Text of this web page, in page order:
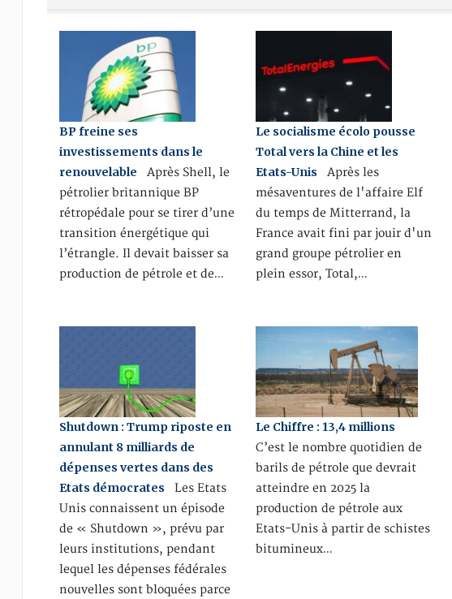
BP freine ses
investissements dans le
renouvelable Après Shell, le
pétrolier britannique BP
rétropédale pour se tirer d’une
transition énergétique qui
l’étrangle. Il devait baisser sa
production de pétrole et de…
Le socialisme écolo pousse
Total vers la Chine et les
Etats-Unis Après les
mésaventures de l'affaire Elf
du temps de Mitterrand, la
France avait fini par jouir d'un
grand groupe pétrolier en
plein essor, Total,…
Shutdown : Trump riposte en
annulant 8 milliards de
dépenses vertes dans des
Etats démocrates Les Etats
Unis connaissent un épisode
de « Shutdown », prévu par
leurs institutions, pendant
lequel les dépenses fédérales
nouvelles sont bloquées parce
Le Chiffre : 13,4 millions
C’est le nombre quotidien de
barils de pétrole que devrait
atteindre en 2025 la
production de pétrole aux
Etats-Unis à partir de schistes
bitumineux…